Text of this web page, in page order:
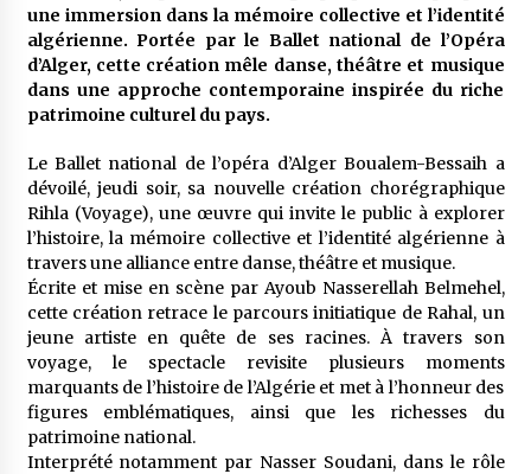
meilleur prêche du vendredi
2 semaines ago
Droit à l’affiliation au régime national de
retraite : Coup d’envoi d’une campagne de
sensibilisation au profit de la communauté
2 semaines ago
Lancement d’une campagne nationale de
sensibilisation sur la lutte contre le travail
informel
2 semaines ago
Première voiture de course conçue et
fabriquée localement : Une équipe d’étudiants
algériens participe à une compétition
internationale
3 semaines ago
Université Alger 3 : Lancement d’un master à
cursus intégré à la licence en communication
en langue amazighe
une immersion dans la mémoire collective et l’identité
algérienne. Portée par le Ballet national de l’Opéra
d’Alger, cette création mêle danse, théâtre et musique
dans une approche contemporaine inspirée du riche
patrimoine culturel du pays.
Le Ballet national de l’opéra d’Alger Boualem-Bessaih a
dévoilé, jeudi soir, sa nouvelle création chorégraphique
Rihla (Voyage), une œuvre qui invite le public à explorer
l’histoire, la mémoire collective et l’identité algérienne à
travers une alliance entre danse, théâtre et musique.
Écrite et mise en scène par Ayoub Nasserellah Belmehel,
cette création retrace le parcours initiatique de Rahal, un
jeune artiste en quête de ses racines. À travers son
voyage, le spectacle revisite plusieurs moments
marquants de l’histoire de l’Algérie et met à l’honneur des
figures emblématiques, ainsi que les richesses du
patrimoine national.
Interprété notamment par Nasser Soudani, dans le rôle